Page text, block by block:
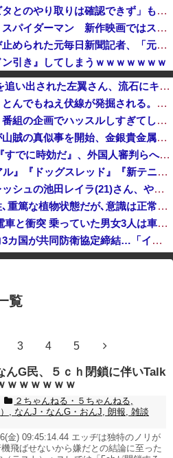
【再入館問題】イオン「ハビタとのやり取りは確認できず」も、抑止や社内ルール運用が徹底できなかった可能性を認める
【悲報】ソニーの大スター、スパイダーマン 新作映画ではスマホはXperiaではなくGalaxyを使用
後輩記者に歩道橋近くで呼び止められた元毎日新聞記者、「元毎日と名乗ってSNSで活動するな」と要求されてしまい……
引き』してしまうｗｗｗｗｗｗｗ
【速報】中国の海警局と中国海軍の船が衝突2人死亡 南シナ海でフィリピン船を追跡中
【ニュース】 広島記念公園を追い出された左翼さん、流石にキモすぎて炎上
【衝撃】ハンターハンター、とんでもねえ伏線が発掘される。クルタ族の虐殺犯人がツェリードニヒだった模様！
【画像】エチビデ女優さん、番組の企画でハッスルしすぎてしまうｗｗｗｗｗｗ
国家予算が枯渇したロシアが山賊の真似事を開始、金銀貴金属じゃなくて自動車とかってところがリアリティありすぎる……
【速報】 韓国サッカー協会『すでに時効だ』、外国人審判らへ性的接待疑惑→ロンドン五輪は銅メダルはく奪の可能性「審判の国籍は日本、UAE、イラン」
【50％還元！】集英社『リアル』『ドッグスレッド』『新テニスの王子様』など864冊が対象に！（8/9まで）
【画像】芸人コンビ完熟フレッシュの池田レイラ(21)さん、やらしく実ってしまうｗｗｗｗｗｗｗ
誤って脳幹を摘出された女性､重篤な植物状態だが､意識は正常で何かを思考していると判明
【鹿児島】 突然右折し路面電車と衝突 乗っていた男女3人は車を放置しダッシュで逃走中
サウジ・パキスタン・トルコ3カ国が共同防衛協定締結…「イスラム版NATO」指摘も！
インフルエンサー「20歳でアルファード一括で買えちゃう私って素敵」
ったり、サイト全体のレイアウトが崩れ
覧
3 4 5
んG民、５ｃｈ閉鎖に伴いTalk
ｗｗｗｗｗｗ
２ちゃんねる・５ちゃんねる,
, なんJ・なんG・おんJ, 朗報, 雑談
金) 09:45:14.44 エッヂは独特のノリが
飛ばせないから嫌だとの結論に至った